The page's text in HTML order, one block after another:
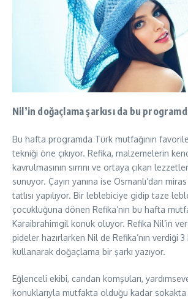
Nil’in doğaçlama şarkısı da bu
Bu hafta programda Türk mutfağının
tekniği öne çıkıyor. Refika, malzemelerin
kavrulmasının sırrını ve ortaya çıkan
sunuyor. Çayın yanına ise Osmanlı’dan
tatlısı yapılıyor. Bir leblebiciye gidip taze
çocukluğuna dönen Refika’nın bu hafta
Karaibrahimgil konuk oluyor. Refika Nil’in
pideler hazırlarken Nil de Refika’nın verdiği
kullanarak doğaçlama bir şarkı yazıyor.
Eğlenceli ekibi, candan komşuları,
konuklarıyla mutfakta olduğu kadar sokakta